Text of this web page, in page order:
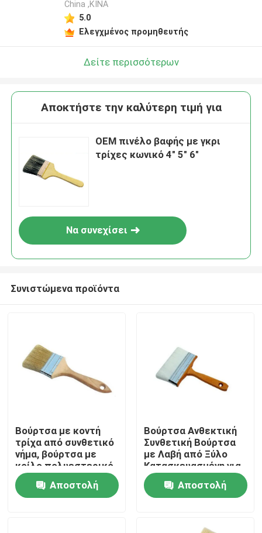
Αρχική Σελίδα
Προϊόντα
China ,ΚΙΝΑ
5.0
Ελεγχμένος προμηθευτής
Δείτε περισσότερων
Αποκτήστε την καλύτερη τιμή για
OEM πινέλο βαφής με γκρι
τρίχες κωνικό 4" 5" 6"
Να συνεχίσει
Συνιστώμενα προϊόντα
Βούρτσα με κοντή
τρίχα από συνθετικό
νήμα, βούρτσα με
κοίλο πολυεστερικό
νήμα, ιδανική για
βιομηχανικές
εφαρμογές
Αποστολή
Βούρτσα Ανθεκτική
Συνθετική Βούρτσα
με Λαβή από Ξύλο
Κατασκευασμένη για
να Αντέχει σε
Εντατικές Εργασίες
Καθαρισμού και
Αποστολή